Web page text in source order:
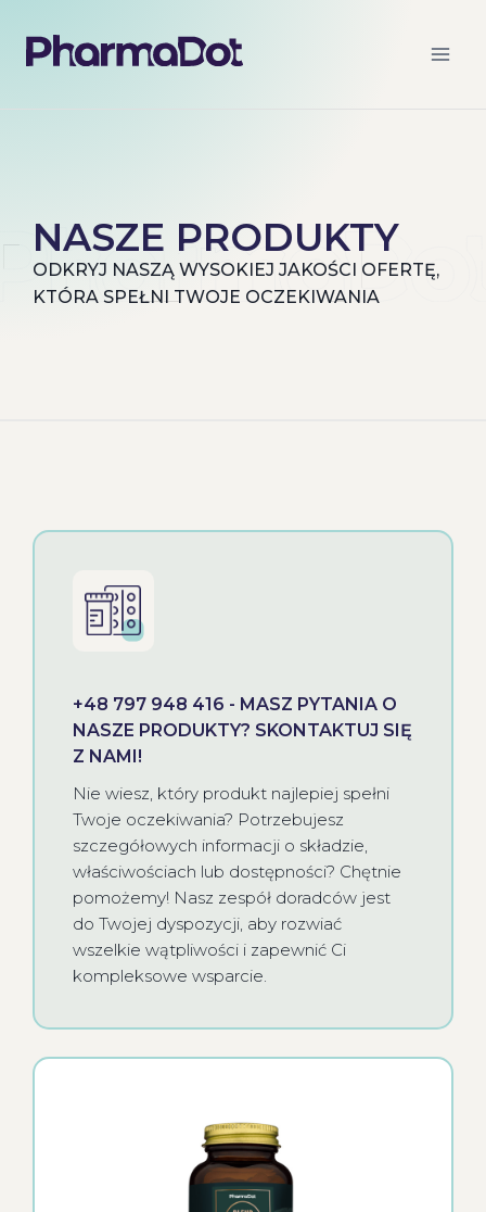
NASZE PRODUKTY
ODKRYJ NASZĄ WYSOKIEJ JAKOŚCI OFERTĘ,
KTÓRA SPEŁNI TWOJE OCZEKIWANIA
+48 797 948 416 - MASZ PYTANIA O
NASZE PRODUKTY? SKONTAKTUJ SIĘ
Z NAMI!
Nie wiesz, który produkt najlepiej spełni
Twoje oczekiwania? Potrzebujesz
szczegółowych informacji o składzie,
właściwościach lub dostępności? Chętnie
pomożemy! Nasz zespół doradców jest
do Twojej dyspozycji, aby rozwiać
wszelkie wątpliwości i zapewnić Ci
kompleksowe wsparcie.